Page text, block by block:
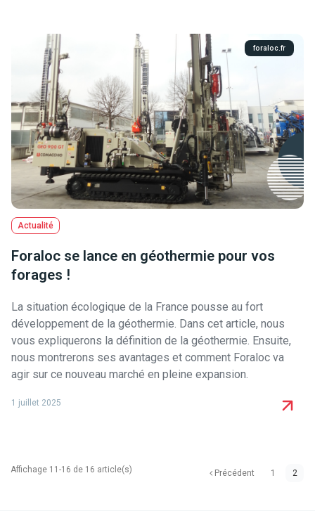
foraloc.fr
Actualité
Foraloc se lance en géothermie pour vos
forages !
La situation écologique de la France pousse au fort
développement de la géothermie. Dans cet article, nous
vous expliquerons la définition de la géothermie. Ensuite,
nous montrerons ses avantages et comment Foraloc va
agir sur ce nouveau marché en pleine expansion.
1 juillet 2025
Affichage 11-16 de 16 article(s) Précédent 1 2